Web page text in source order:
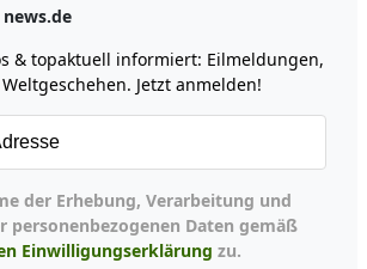
& topaktuell informiert: Eilmeldungen,
Jetzt anmelden!
personenbezogenen Daten gemäß
Einwilligungserklärung zu.